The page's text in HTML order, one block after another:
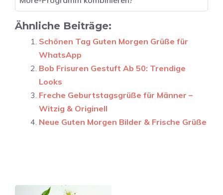
Ähnliche Beiträge:
Schönen Tag Guten Morgen Grüße für
WhatsApp
Bob Frisuren Gestuft Ab 50: Trendige
Looks
Freche Geburtstagsgrüße für Männer –
Witzig & Originell
Neue Guten Morgen Bilder & Frische Grüße